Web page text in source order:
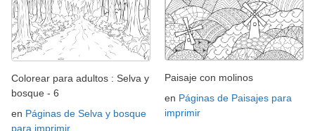
Colorear para adultos : Selva y
bosque - 6
en Páginas de Selva y bosque
para imprimir
Paisaje con molinos
en Páginas de Paisajes para
imprimir